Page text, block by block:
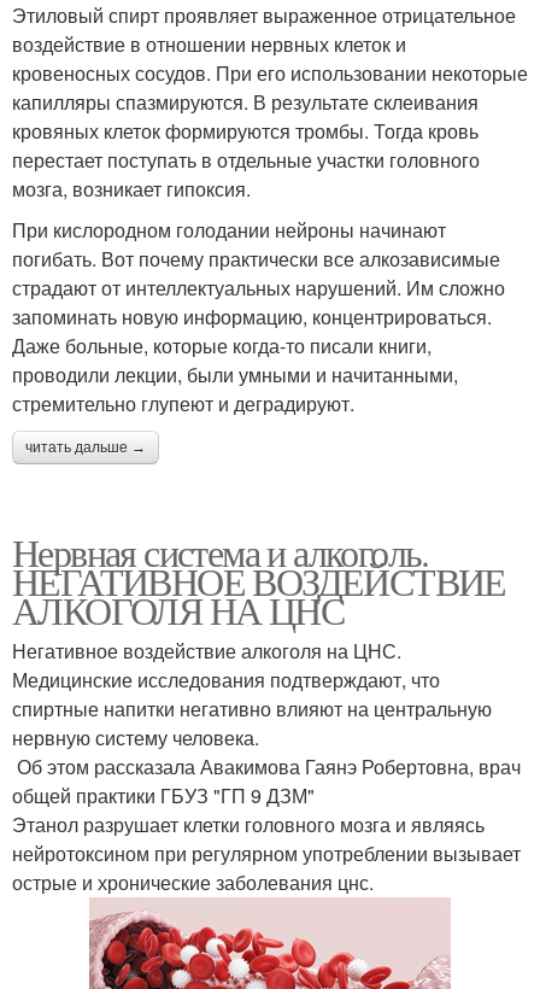
Этиловый спирт проявляет выраженное отрицательное
воздействие в отношении нервных клеток и
кровеносных сосудов. При его использовании некоторые
капилляры спазмируются. В результате склеивания
кровяных клеток формируются тромбы. Тогда кровь
перестает поступать в отдельные участки головного
мозга, возникает гипоксия.
При кислородном голодании нейроны начинают
погибать. Вот почему практически все алкозависимые
страдают от интеллектуальных нарушений. Им сложно
запоминать новую информацию, концентрироваться.
Даже больные, которые когда-то писали книги,
проводили лекции, были умными и начитанными,
стремительно глупеют и деградируют.
читать дальше →
Нервная система и алкоголь.
НЕГАТИВНОЕ ВОЗДЕЙСТВИЕ
АЛКОГОЛЯ НА ЦНС
Негативное воздействие алкоголя на ЦНС.
Медицинские исследования подтверждают, что
спиртные напитки негативно влияют на центральную
нервную систему человека.
‍ Об этом рассказала Авакимова Гаянэ Робертовна, врач
общей практики ГБУЗ "ГП 9 ДЗМ"
Этанол разрушает клетки головного мозга и являясь
нейротоксином при регулярном употреблении вызывает
острые и хронические заболевания цнс.